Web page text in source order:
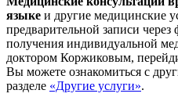
языке и другие медицинские
предварительной записи
получения индивидуальной
доктором Коржиковым,
Вы можете ознакомиться с
разделе «Другие услуги».